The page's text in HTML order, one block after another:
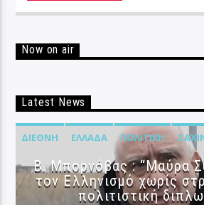
Now on air
Latest News
ΔΙΕΘΝΉ ΕΛΛΆΔΑ ΠΟΛΙΤΙΚΉ
B. Μπορνόβας : “Μαύρα
τον Ελληνισμό χωρίς
πολιτιστική